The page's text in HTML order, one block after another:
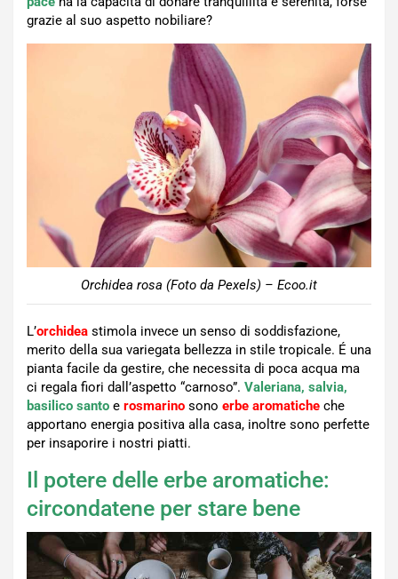
grazie al suo aspetto nobiliare?
Orchidea rosa (Foto da Pexels) – Ecoo.it
L’orchidea stimola invece un senso di soddisfazione,
merito della sua variegata bellezza in stile tropicale. É una
pianta facile da gestire, che necessita di poca acqua ma
ci regala fiori dall’aspetto “carnoso”. Valeriana, salvia,
basilico santo e rosmarino sono erbe aromatiche che
apportano energia positiva alla casa, inoltre sono perfette
per insaporire i nostri piatti.
Il potere delle erbe aromatiche:
circondatene per stare bene